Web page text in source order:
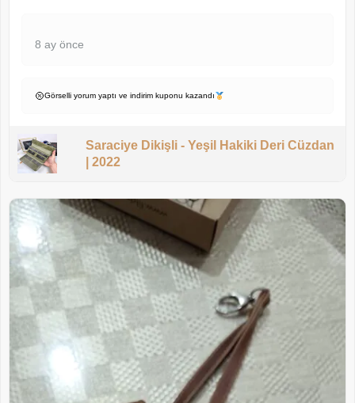
8 ay önce
Görselli yorum yaptı ve indirim kuponu kazandı
Saraciye Dikişli - Yeşil Hakiki Deri Cüzdan
| 2022